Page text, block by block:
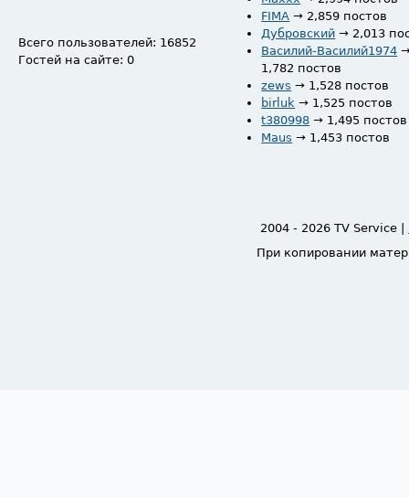
Всего пользователей: 16852
Гостей на сайте: 0
FIMA → 2,859 постов
Дубровский → 2,013
Василий-Василий1974
1,782 постов
zews → 1,528 постов
birluk → 1,525 постов
t380998 → 1,495 постов
Maus → 1,453 постов
2004 - 2026 TV Service |
При копировании